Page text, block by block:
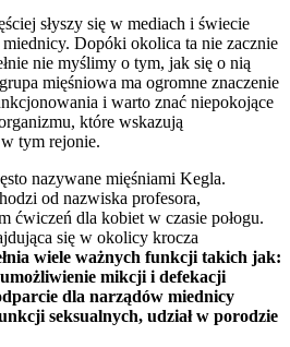
słyszy się w mediach i świecie
Dopóki okolica ta nie zacznie
nie myślimy o tym, jak się o nią
mięśniowa ma ogromne znaczenie
i warto znać niepokojące
które wskazują
tym rejonie.
nazywane mięśniami Kegla.
od nazwiska profesora,
ćwiczeń dla kobiet w czasie połogu.
się w okolicy krocza
wiele ważnych funkcji takich jak:
mikcji i defekacji
dla narządów miednicy
seksualnych, udział w porodzie